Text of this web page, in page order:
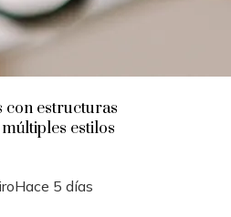
con estructuras
estilos
Hace 5 días